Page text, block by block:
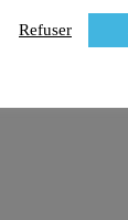
Refuser